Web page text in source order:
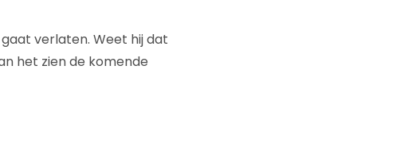
verlaten. Weet hij dat
het zien de komende